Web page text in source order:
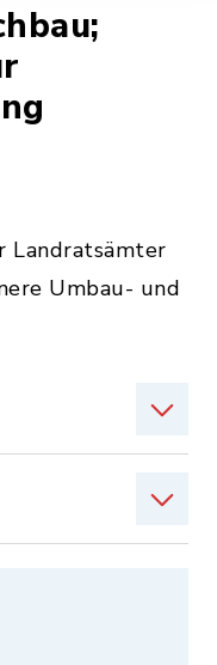
Landratsämter
Umbau- und